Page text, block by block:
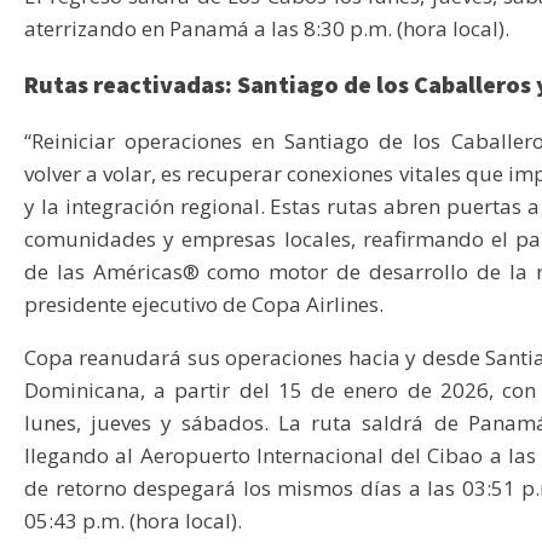
aterrizando en Panamá a las 8:30 p.m. (hora local).
Rutas reactivadas: Santiago de los Caballeros
“Reiniciar operaciones en Santiago de los
volver a volar, es recuperar conexiones vitales que
y la integración regional. Estas rutas abren puertas
comunidades y empresas locales, reafirmando el
de las Américas® como motor de desarrollo de la
presidente ejecutivo de Copa Airlines.
Copa reanudará sus operaciones hacia y desde
Dominicana, a partir del 15 de enero de 2026,
lunes, jueves y sábados. La ruta saldrá de
llegando al Aeropuerto Internacional del Cibao a
de retorno despegará los mismos días a las 03:51
05:43 p.m. (hora local).